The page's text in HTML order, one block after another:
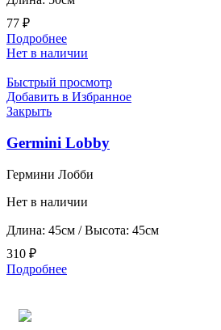
77 ₽
Подробнее
Нет в наличии
Быстрый просмотр
Добавить в Избранное
Закрыть
Germini Lobby
Гермини Лобби
Нет в наличии
Длина: 45см / Высота: 45см
310 ₽
Подробнее